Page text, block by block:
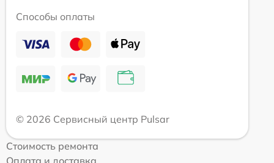
Способы оплаты
© 2026 Сервисный центр Pulsar
Стоимость ремонта
Оплата и доставка